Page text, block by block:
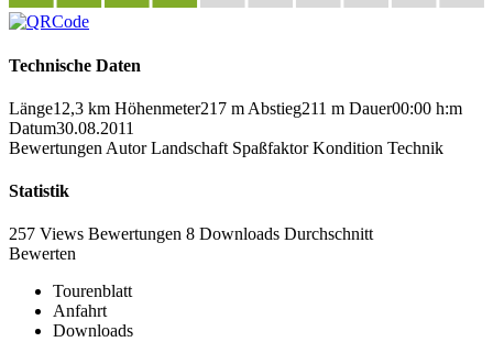
Technische Daten
Länge12,3 km Höhenmeter217 m Abstieg211 m Dauer00:00 h:m
Datum30.08.2011
Bewertungen Autor Landschaft Spaßfaktor Kondition Technik
Statistik
257 Views Bewertungen 8 Downloads Durchschnitt
Bewerten
Tourenblatt
Anfahrt
Downloads